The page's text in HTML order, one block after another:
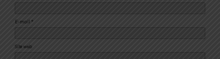
E-mail *
Site web